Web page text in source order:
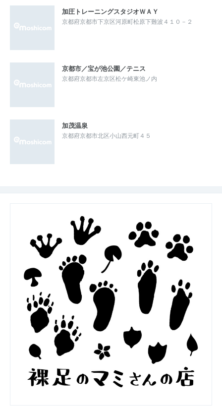
加圧トレーニングスタジオＷＡＹ
京都府京都市下京区河原町松原下難波４１０－２
京都市／宝が池公園／テニス
京都府京都市左京区松ケ崎東池ノ内
加茂温泉
京都府京都市北区小山西元町４５